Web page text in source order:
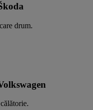
drum.